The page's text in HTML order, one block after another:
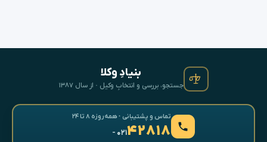
بنیادِ وکلا
جستجو، بررسی و انتخابِ وکیل · از سال ۱۳۸۷
تماس و پشتیبانی · همه‌روزه ۸ تا ۲۴
۴۲۸۱۸- ۰۲۱